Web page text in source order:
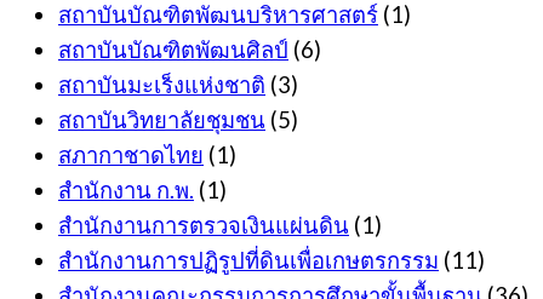
สถาบันบัณฑิตพัฒนบริหารศาสตร์ (1)
สถาบันบัณฑิตพัฒนศิลป์ (6)
สถาบันมะเร็งแห่งชาติ (3)
สถาบันวิทยาลัยชุมชน (5)
สภากาชาดไทย (1)
สำนักงาน ก.พ. (1)
สำนักงานการตรวจเงินแผ่นดิน (1)
สำนักงานการปฏิรูปที่ดินเพื่อเกษตรกรรม (11)